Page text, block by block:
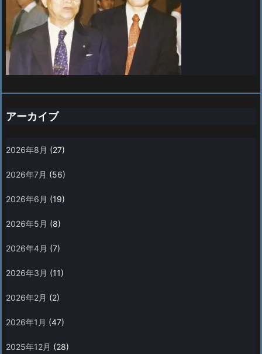
アーカイブ
2026年8月 (27)
2026年7月 (56)
2026年6月 (19)
2026年5月 (8)
2026年4月 (7)
2026年3月 (11)
2026年2月 (2)
2026年1月 (47)
2025年12月 (28)